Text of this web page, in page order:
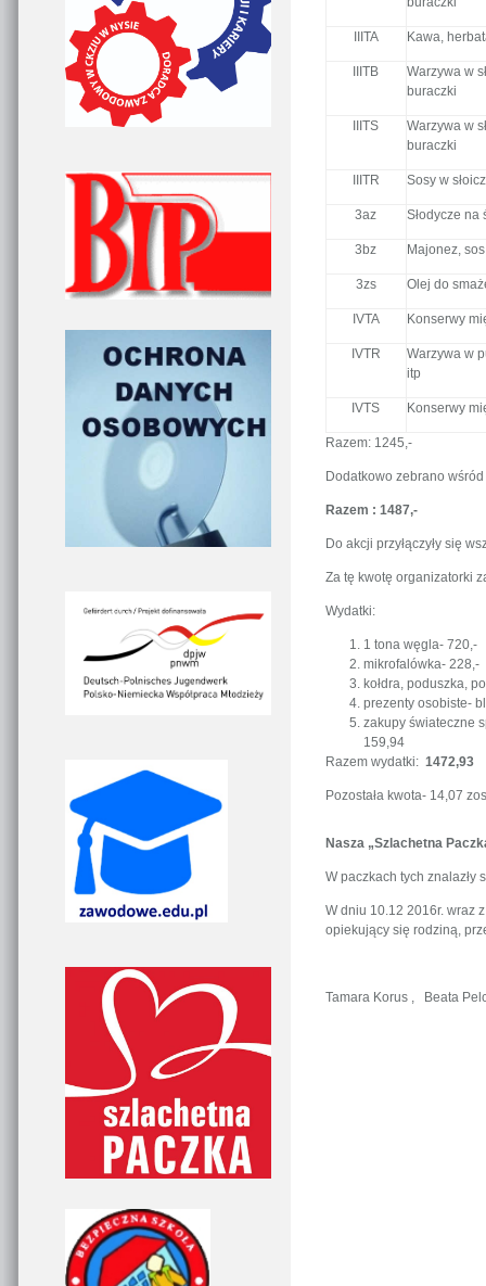
IIITA Kawa,
IIITB
Warzywa w
buraczki
IIITS
Warzywa w
buraczki
IIITR Sosy w
3az Słodycze na
3bz Majonez,
3zs Olej do
IVTA Konserwy
IVTR
Warzywa w
itp
IVTS Konserwy
Razem: 1245,-
Dodatkowo zebrano
Razem : 1487,-
Do akcji przyłączyły się
Za tę kwotę organizatorki
Wydatki:
1 tona węgla- 720,-
mikrofalówka- 228,-
kołdra, poduszka,
prezenty osobiste-
zakupy świateczne
159,94
Razem wydatki: 1472,93
Pozostała kwota- 14,07
Nasza „Szlachetna
W paczkach tych znalazły
W dniu 10.12 2016r. wraz
opiekujący się rodziną,
Tamara Korus , Beata